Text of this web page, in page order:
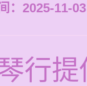
：2025-11-
行